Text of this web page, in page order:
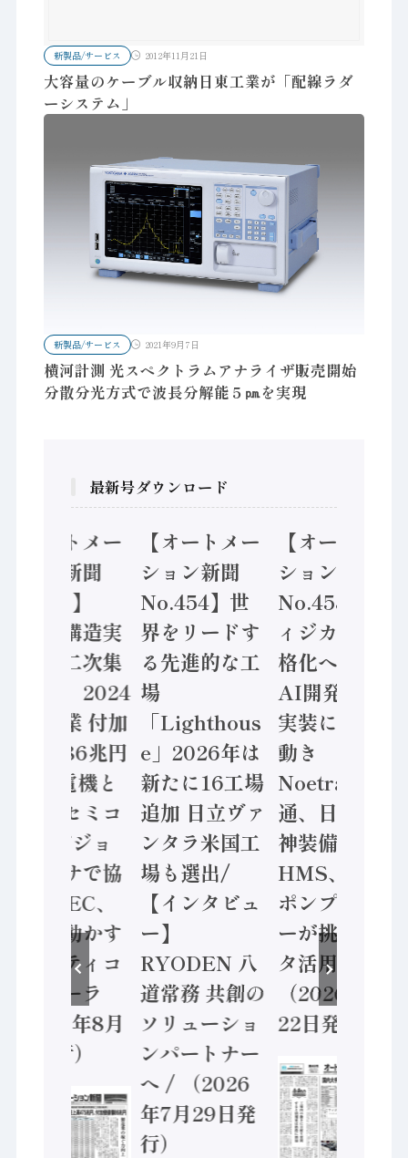
新製品/サービス 2012年11月21日
大容量のケーブル収納日東工業が「配線ラダ
ーシステム」
新製品/サービス 2021年9月7日
横河計測 光スペクトラムアナライザ販売開始
分散分光方式で波長分解能５㏘を実現
最新号ダウンロード
【オートメー
ション新聞
No.455】
「経済構造実
態調査二次集
計結果」2024
年製造業 付加
価値額86兆円
/ 三菱電機と
ソニーセミコ
ン AIビジョ
ンセンサで協
業 / IDEC、
安全に動かす
セーフティコ
ントローラ
（2026年8月
5日発行）
【オートメー
ション新聞
No.454】世
界をリードす
る先進的な工
場
「Lighthous
e」2026年は
新たに16工場
追加 日立ヴァ
ンタラ米国工
場も選出/
【インタビュ
ー】
RYODEN 八
道常務 共創の
ソリューショ
ンパートナー
へ / （2026
年7月29日発
行）
【オートメー
ション新聞
No.453】フ
ィジカルAI本
格化へ 国産
AI開発や社会
実装に活発な
動き
Noetra、富士
通、日立 / 兵
神装備 ×
HMS、老舗
ポンプメーカ
ーが挑むデー
タ活用 など
（2026年7月
22日発行）